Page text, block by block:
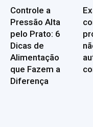
Controle a
Pressão Alta
pelo Prato: 6
Dicas de
Alimentação
que Fazem a
Diferença